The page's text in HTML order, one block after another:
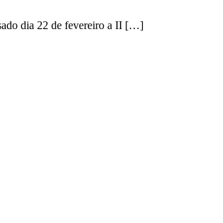
dia 22 de fevereiro a II […]